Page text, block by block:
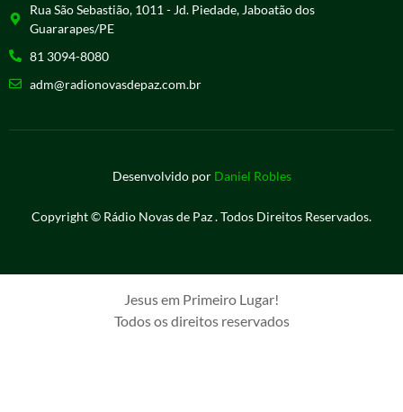
Rua São Sebastião, 1011 - Jd. Piedade, Jaboatão dos
Guararapes/PE
81 3094-8080
adm@radionovasdepaz.com.br
Desenvolvido por Daniel Robles
Copyright © Rádio Novas de Paz . Todos Direitos Reservados.
Jesus em Primeiro Lugar!
Todos os direitos reservados